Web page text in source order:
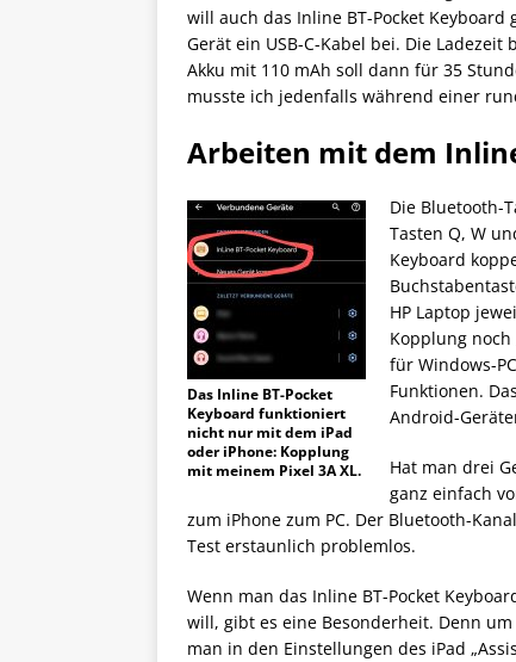
will auch das Inline BT-Pocket
Gerät ein USB-C-Kabel bei. Die
Akku mit 110 mAh soll dann für 35
musste ich jedenfalls während einer
Arbeiten mit dem
Das Inline BT-Pocket
Keyboard funktioniert
nicht nur mit dem iPad
oder iPhone: Kopplung
mit meinem Pixel 3A XL.
Die Bluetooth-
Tasten Q, W
Keyboard
HP Laptop
Kopplung noch
für Windows-
Funktionen.
Android-
Hat man drei
ganz einfach
zum iPhone zum PC. Der Bluetooth-
Test erstaunlich problemlos.
Wenn man das Inline BT-Pocket
will, gibt es eine Besonderheit. Denn
man in den Einstellungen des iPad